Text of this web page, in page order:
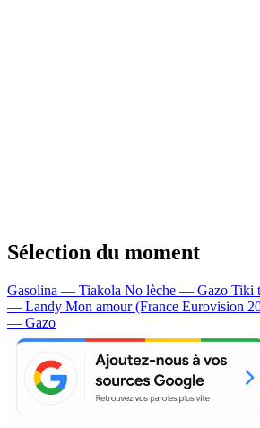
Sélection du moment
Gasolina — Tiakola No lèche — Gazo Tiki
— Landy Mon amour (France Eurovision
— Gazo